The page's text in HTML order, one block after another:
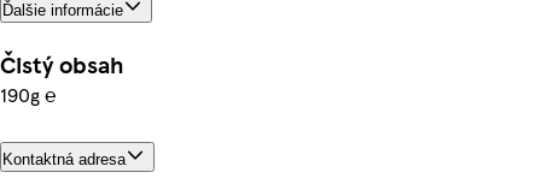
Ďalšie informácie
Čistý obsah
190g ℮
Kontaktná adresa